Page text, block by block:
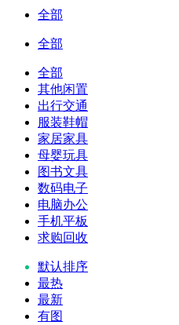
全部
全部
全部
其他闲置
出行交通
服装鞋帽
家居家具
母婴玩具
图书文具
数码电子
电脑办公
手机平板
求购回收
默认排序
最热
最新
有图